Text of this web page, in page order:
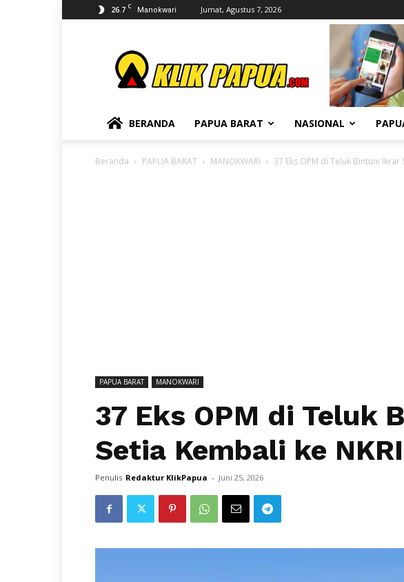
26.7 C Manokwari Jumat, Agustus 7, 2026
BERANDA PAPUA BARAT NASIONAL
Beranda PAPUA BARAT MANOKWARI 37 Eks OPM di Teluk Bintuni Ikrar
PAPUA BARAT MANOKWARI
37 Eks OPM di Teluk
Setia Kembali ke NKRI
Penulis Redaktur KlikPapua - Juni 25, 2026